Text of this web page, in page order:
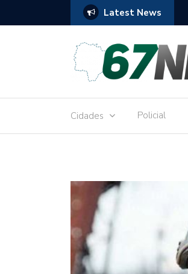
Latest News
réu por receber Pix de editora que desviou
Cidades Policial